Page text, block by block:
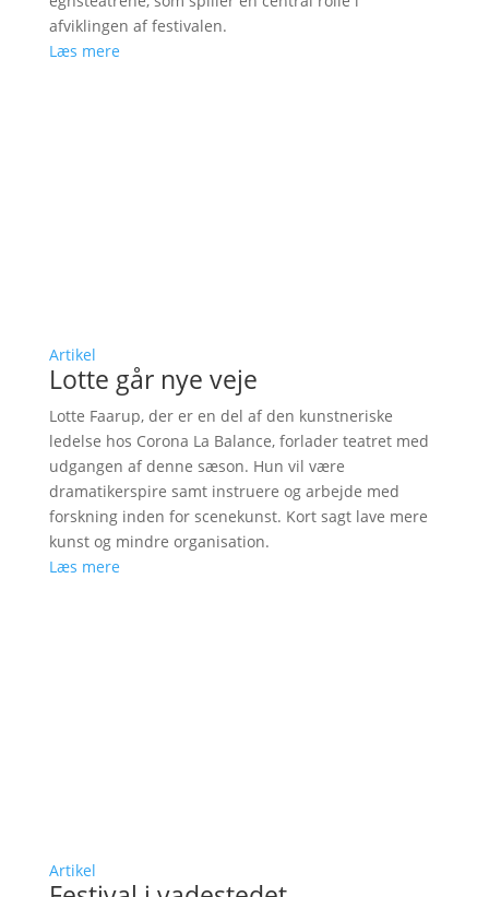
afviklingen af festivalen.
Læs mere
Artikel
Lotte går nye veje
Lotte Faarup, der er en del af den kunstneriske
ledelse hos Corona La Balance, forlader teatret med
udgangen af denne sæson. Hun vil være
dramatikerspire samt instruere og arbejde med
forskning inden for scenekunst. Kort sagt lave mere
kunst og mindre organisation.
Læs mere
Artikel